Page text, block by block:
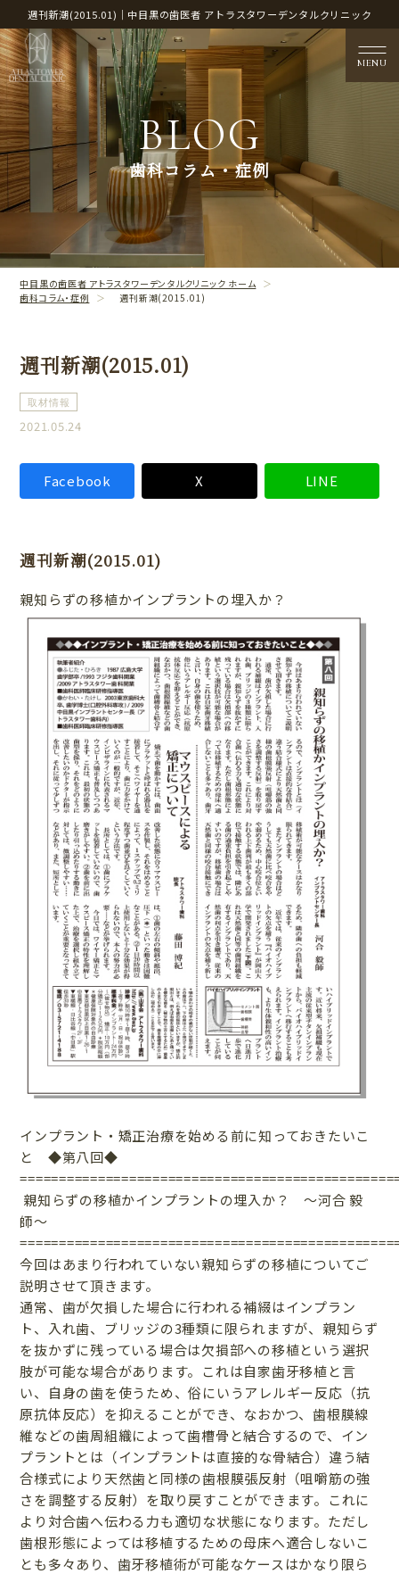
週刊新潮(2015.01)｜中目黒の歯医者 アトラスタワーデンタルクリニック
MENU
医院概要
CLINIC CONTENTS
治療案内
TREATMENT CONTENTS
BLOG
歯科コラム・症例
中目黒の歯医者 アトラスタワーデンタルクリニック ホーム
歯科コラム・症例
週刊新潮(2015.01)
週刊新潮(2015.01)
取材情報
2021.05.24
Facebook X LINE
週刊新潮(2015.01)
親知らずの移植かインプラントの埋入か？
インプラント・矯正治療を始める前に知っておきたいこ
と ◆第八回◆
親知らずの移植かインプラントの埋入か？ 〜河合 毅
師〜
今回はあまり行われていない親知らずの移植についてご
説明させて頂きます。
通常、歯が欠損した場合に行われる補綴はインプラン
ト、入れ歯、ブリッジの3種類に限られますが、親知らず
を抜かずに残っている場合は欠損部への移植という選択
肢が可能な場合があります。これは自家歯牙移植と言
い、自身の歯を使うため、俗にいうアレルギー反応（抗
原抗体反応）を抑えることができ、なおかつ、歯根膜線
維などの歯周組織によって歯槽骨と結合するので、イン
プラントとは（インプラントは直接的な骨結合）違う結
合様式により天然歯と同様の歯根膜張反射（咀嚼筋の強
さを調整する反射）を取り戻すことができます。これに
より対合歯へ伝わる力も適切な状態になります。ただし
歯根形態によっては移植するための母床へ適合しないこ
とも多々あり、歯牙移植術が可能なケースはかなり限ら